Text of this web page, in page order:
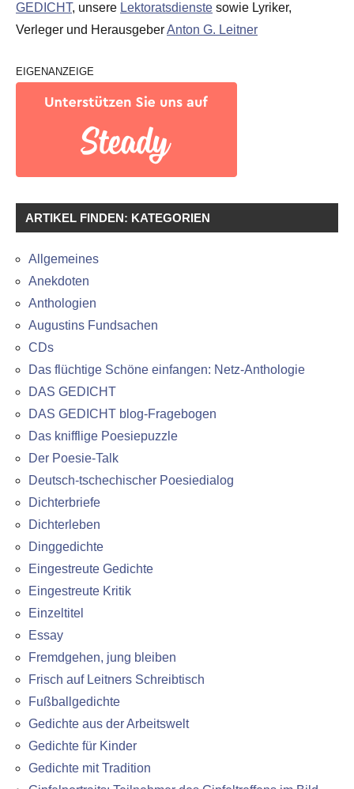
GEDICHT, unsere Lektoratsdienste sowie Lyriker,
Verleger und HerausgeberAnton G. Leitner
EIGENANZEIGE
ARTIKEL FINDEN: KATEGORIEN
Allgemeines
Anekdoten
Anthologien
Augustins Fundsachen
CDs
Das flüchtige Schöne einfangen: Netz-Anthologie
DAS GEDICHT
DAS GEDICHT blog-Fragebogen
Das knifflige Poesiepuzzle
Der Poesie-Talk
Deutsch-tschechischer Poesiedialog
Dichterbriefe
Dichterleben
Dinggedichte
Eingestreute Gedichte
Eingestreute Kritik
Einzeltitel
Essay
Fremdgehen, jung bleiben
Frisch auf Leitners Schreibtisch
Fußballgedichte
Gedichte aus der Arbeitswelt
Gedichte für Kinder
Gedichte mit Tradition